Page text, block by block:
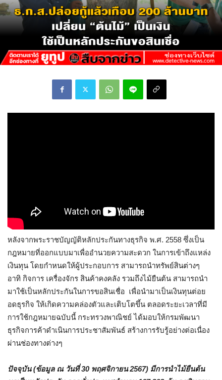
หลังจากพระราชบัญญัติหลักประกันทางธุรกิจ พ.ศ. 2558 ซึ่งเป็น
กฎหมายที่ออกแบบมาเพื่ออำนวยความสะดวก ในการเข้าถึงแหล่ง
เงินทุน โดยกำหนดให้ผู้ประกอบการ สามารถนำทรัพย์สินต่างๆ
อาทิ กิจการ เครื่องจักร สินค้าคงคลัง รวมถึงไม้ยืนต้น สามารถนำ
มาใช้เป็นหลักประกันในการขอสินเชื่อ เพื่อนำมาเป็นเงินทุนต่อย
อดธุรกิจ ให้เกิดความคล่องตัวและเติบโตขึ้น ตลอดระยะเวลาที่มี
การใช้กฎหมายฉบับนี้ กระทรวงพาณิชย์ ได้มอบให้กรมพัฒนา
ธุรกิจการค้าดำเนินการประชาสัมพันธ์ สร้างการรับรู้อย่างต่อเนื่อง
ผ่านช่องทางต่างๆ
ปัจจุบัน (ข้อมูล ณ วันที่ 30 พฤศจิกายน 2567) มีการนำไม้ยืนต้น